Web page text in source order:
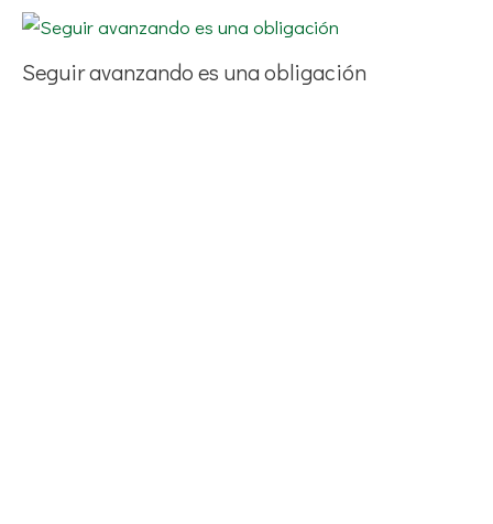
Seguir avanzando es una obligación